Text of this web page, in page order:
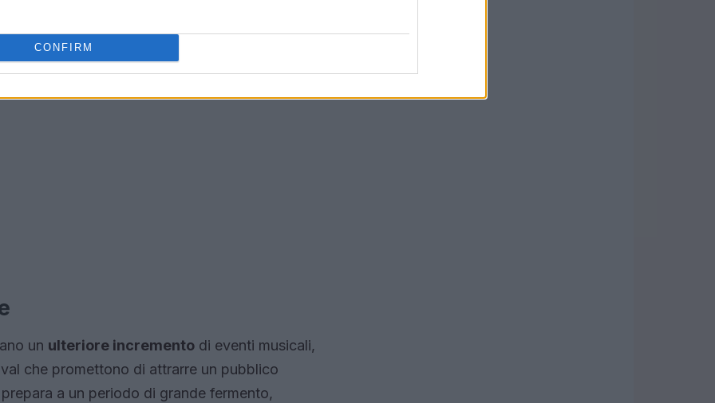
CONFIRM
un ulteriore incremento di eventi musicali,
che promettono di attrarre un pubblico
a un periodo di grande fermento,